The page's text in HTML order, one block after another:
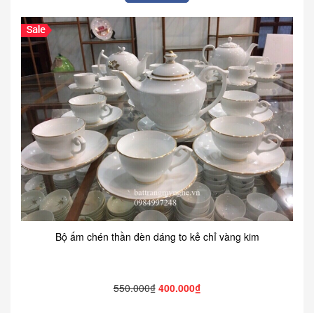
Bộ ấm chén thần đèn dáng to kẻ chỉ vàng kim
550.000₫ 400.000₫